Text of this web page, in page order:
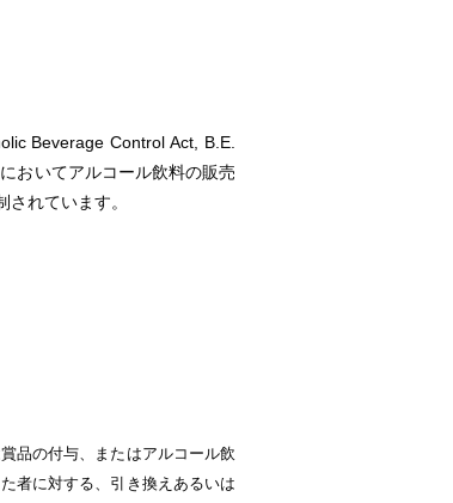
Beverage Control Act, B.E.
おいてアルコール飲料の販売
れています。
品の付与、またはアルコール飲
者に対する、引き換えあるいは